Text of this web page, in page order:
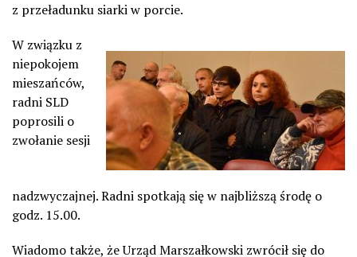
z przeładunku siarki w porcie.
W związku z
niepokojem
mieszańców,
radni SLD
poprosili o
zwołanie sesji
nadzwyczajnej. Radni spotkają się w najbliższą środę o
godz. 15.00.
Wiadomo także, że Urząd Marszałkowski zwrócił się do